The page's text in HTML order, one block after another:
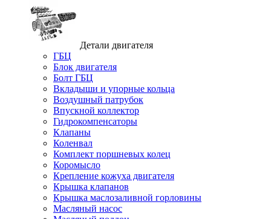
Детали двигателя
ГБЦ
Блок двигателя
Болт ГБЦ
Вкладыши и упорные кольца
Воздушный патрубок
Впускной коллектор
Гидрокомпенсаторы
Клапаны
Коленвал
Комплект поршневых колец
Коромысло
Крепление кожуха двигателя
Крышка клапанов
Крышка маслозаливной горловины
Масляный насос